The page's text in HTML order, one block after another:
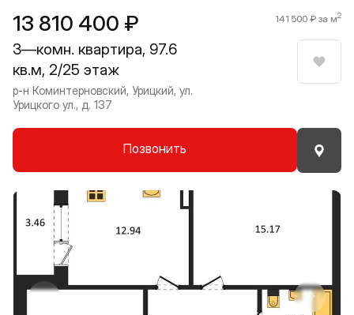
13 810 400 ₽ 141 500 ₽ за м2
3—комн. квартира, 97.6
кв.м, 2/25 этаж
р-н Коминтерновский, Урицкий, ул.
Урицкого ул., д. 137
Позвонить